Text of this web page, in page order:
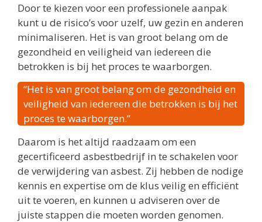
Door te kiezen voor een professionele aanpak
kunt u de risico’s voor uzelf, uw gezin en anderen
minimaliseren. Het is van groot belang om de
gezondheid en veiligheid van iedereen die
betrokken is bij het proces te waarborgen.
“Het is van groot belang om de gezondheid en
veiligheid van iedereen die betrokken is bij het
proces te waarborgen.”
Daarom is het altijd raadzaam om een
gecertificeerd asbestbedrijf in te schakelen voor
de verwijdering van asbest. Zij hebben de nodige
kennis en expertise om de klus veilig en efficiënt
uit te voeren, en kunnen u adviseren over de
juiste stappen die moeten worden genomen.